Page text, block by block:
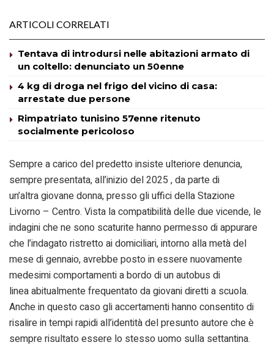
ARTICOLI CORRELATI
Tentava di introdursi nelle abitazioni armato di
un coltello: denunciato un 50enne
4 kg di droga nel frigo del vicino di casa:
arrestate due persone
Rimpatriato tunisino 57enne ritenuto
socialmente pericoloso
Sempre a carico del predetto insiste ulteriore denuncia,
sempre presentata, all’inizio del 2025 , da parte di
un’altra giovane donna, presso gli uffici della Stazione
Livorno – Centro. Vista la compatibilità delle due vicende, le
indagini che ne sono scaturite hanno permesso di appurare
che l’indagato ristretto ai domiciliari, intorno alla metà del
mese di gennaio, avrebbe posto in essere nuovamente
medesimi comportamenti a bordo di un autobus di
linea abitualmente frequentato da giovani diretti a scuola.
Anche in questo caso gli accertamenti hanno consentito di
risalire in tempi rapidi all’identità del presunto autore che è
sempre risultato essere lo stesso uomo sulla settantina.